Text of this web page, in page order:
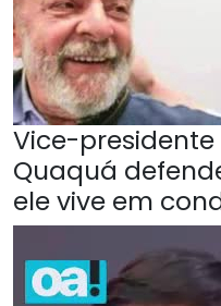
Vice-presidente
Quaquá
ele vive em